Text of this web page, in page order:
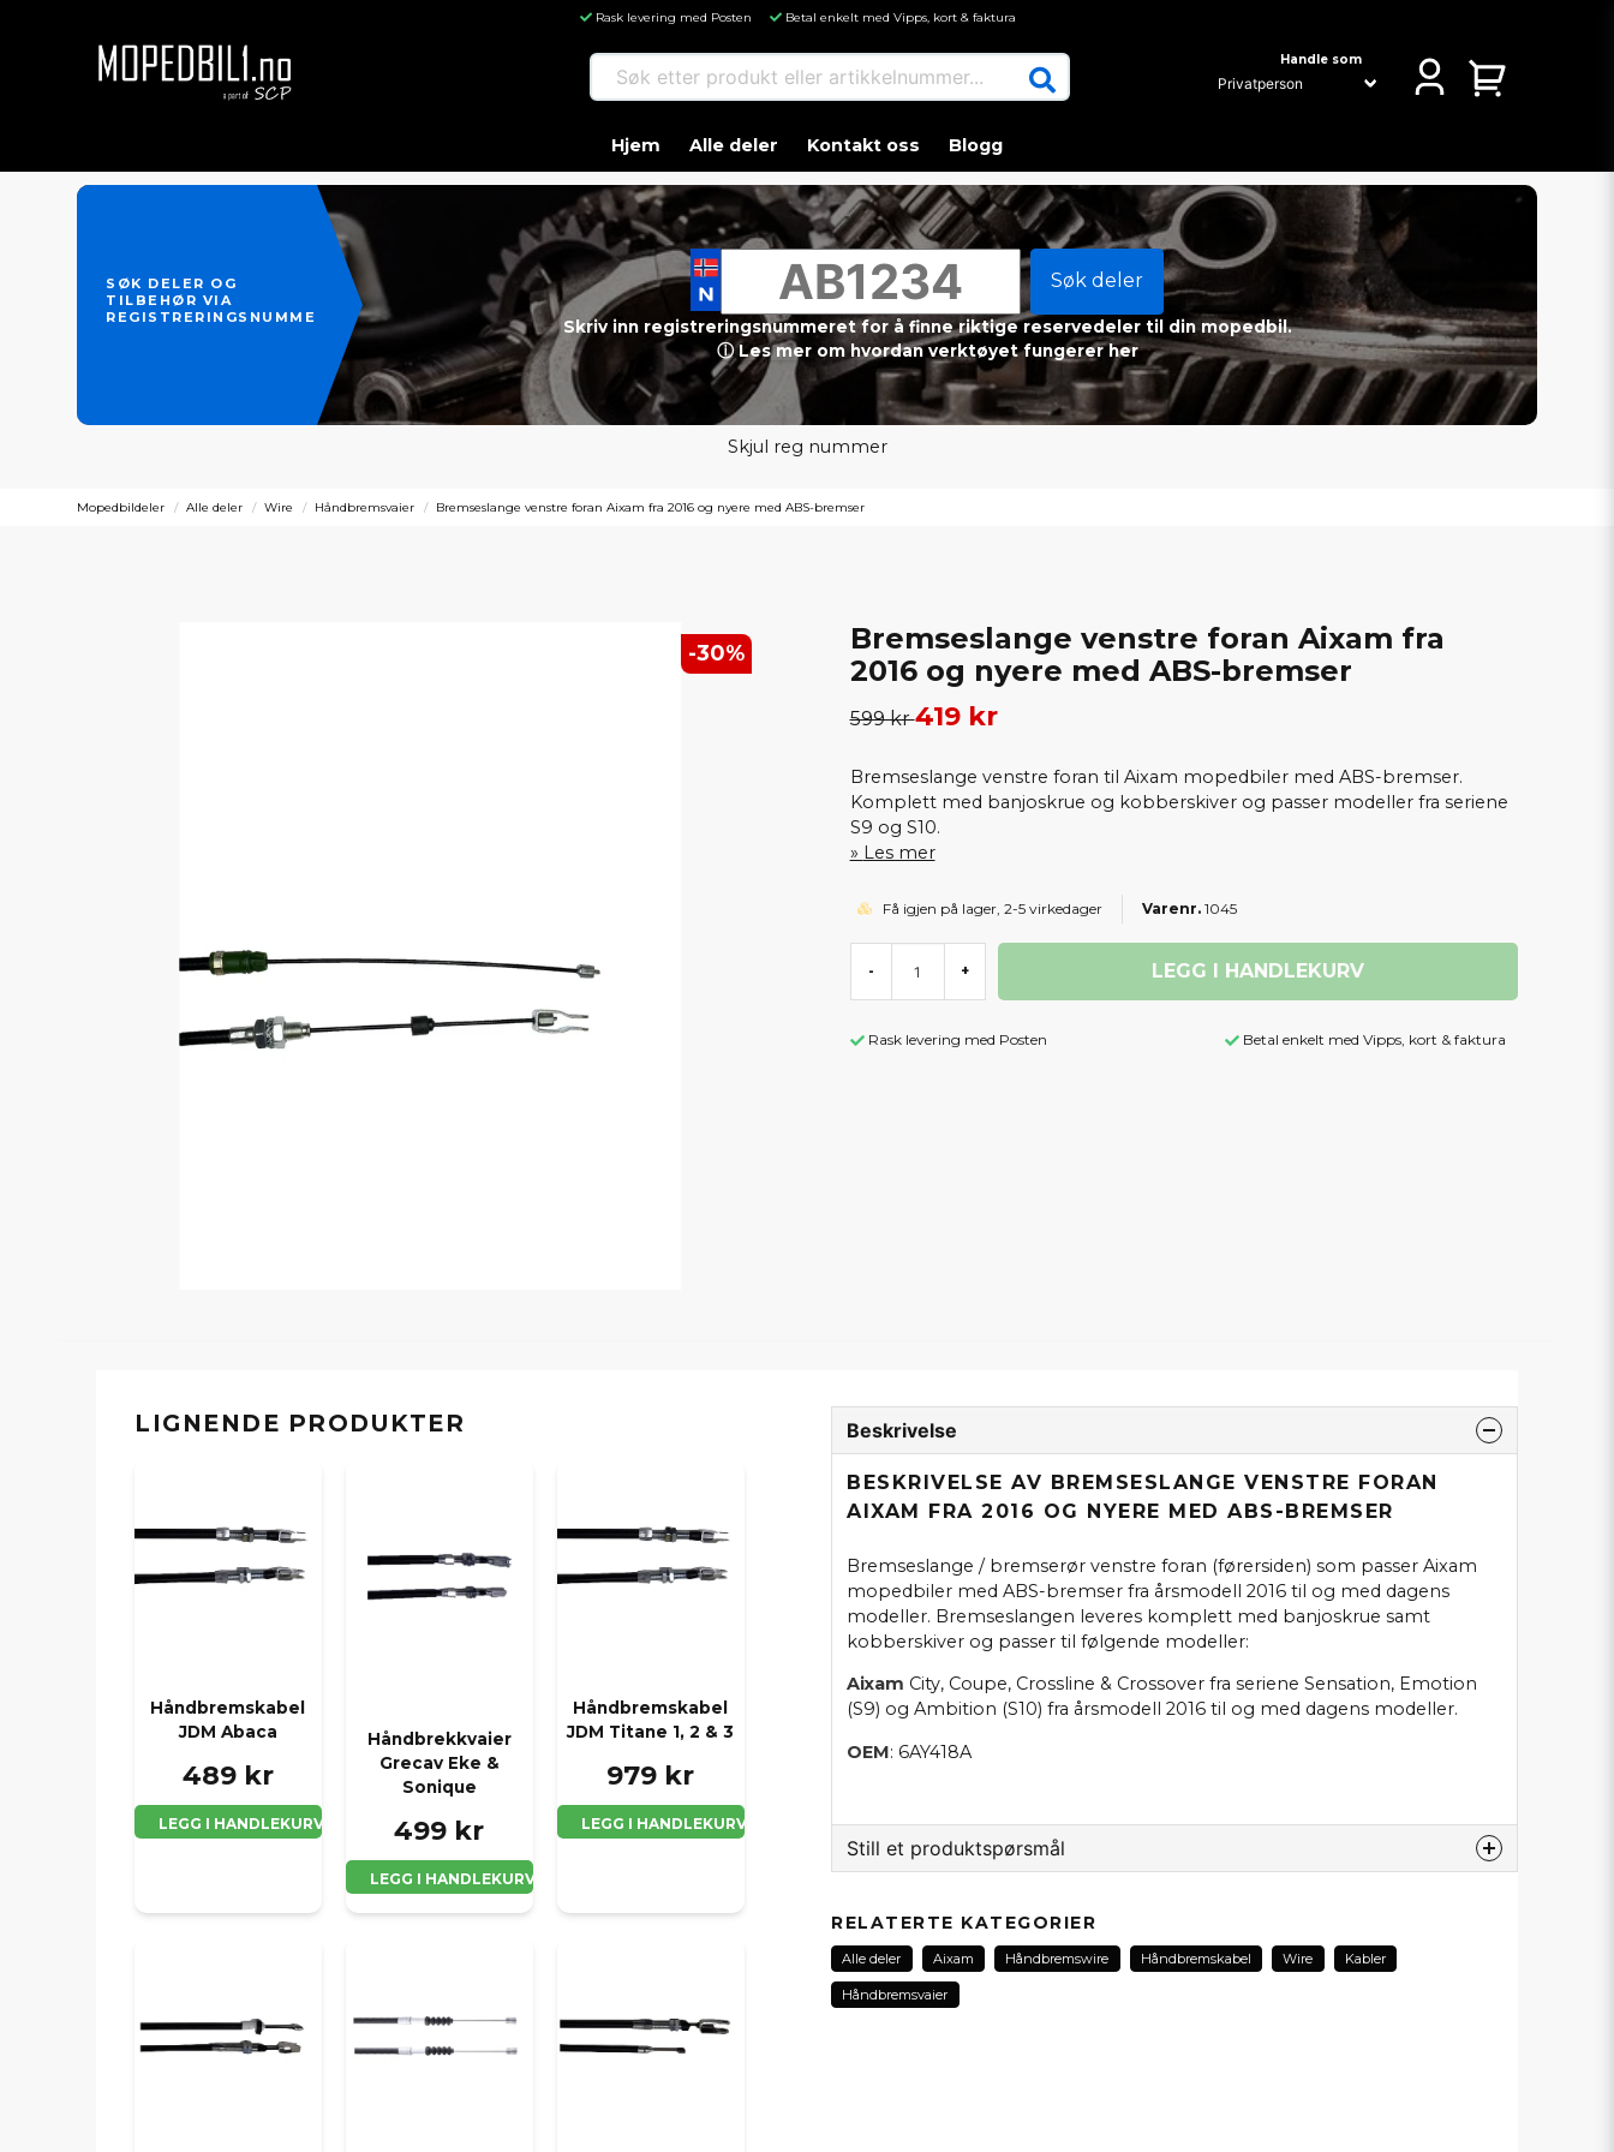
Rask levering med Posten Betal enkelt med Vipps, kort & faktura
Søk etter produkt eller artikkelnummer... Handle som
Hjem Alle deler Kontakt oss Blogg
SØK DELER OG
TILBEHØR VIA
REGISTRERINGSNUMMER
Søk deler
Skriv inn registreringsnummeret for å finne riktige reservedeler til din mopedbil.
ⓘ Les mer om hvordan verktøyet fungerer her
Skjul reg nummer
Mopedbildeler Alle deler Wire Håndbremsvaier Bremseslange venstre foran Aixam fra 2016 og nyere med ABS-bremser
-30%
Bremseslange venstre foran Aixam fra
2016 og nyere med ABS-bremser
599 kr419 kr
Bremseslange venstre foran til Aixam mopedbiler med ABS-bremser.
Komplett med banjoskrue og kobberskiver og passer modeller fra seriene
S9 og S10.
Les mer
Få igjen på lager, 2-5 virkedager 1045
- + LEGG I HANDLEKURV
Rask levering med Posten Betal enkelt med Vipps, kort & faktura
LIGNENDE PRODUKTER
Håndbremskabel
JDM Abaca
489 kr
LEGG I HANDLEKURV
Håndbrekkvaier
Grecav Eke &
Sonique
499 kr
LEGG I HANDLEKURV
Håndbremskabel
JDM Titane 1, 2 & 3
979 kr
LEGG I HANDLEKURV
Beskrivelse
BESKRIVELSE AV BREMSESLANGE VENSTRE FORAN
AIXAM FRA 2016 OG NYERE MED ABS-BREMSER
Bremseslange / bremserør venstre foran (førersiden) som passer Aixam
mopedbiler med ABS-bremser fra årsmodell 2016 til og med dagens
modeller. Bremseslangen leveres komplett med banjoskrue samt
kobberskiver og passer til følgende modeller:
Aixam City, Coupe, Crossline & Crossover fra seriene Sensation, Emotion
(S9) og Ambition (S10) fra årsmodell 2016 til og med dagens modeller.
OEM: 6AY418A
Still et produktspørsmål
Spør oss noe om dette produktet...
RELATERTE KATEGORIER
Alle deler Aixam Håndbremswire Håndbremskabel Wire Kabler
Håndbremsvaier